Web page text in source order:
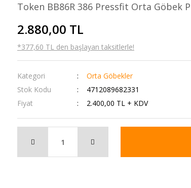
Token BB86R 386 Pressfit Orta Göbek
2.880,00 TL
*377,60 TL den başlayan taksitlerle!
Kategori
Orta Göbekler
Stok Kodu
4712089682331
Fiyat
2.400,00 TL + KDV